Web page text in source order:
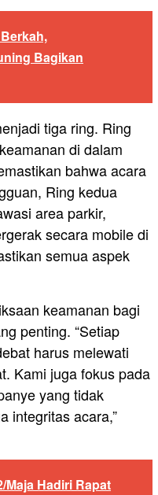
Bagikan
tiga ring. Ring
di dalam
bahwa acara
Ring kedua
area parkir,
secara mobile di
semua aspek
keamanan bagi
penting. “Setiap
harus melewati
Kami juga fokus pada
yang tidak
integritas acara,”
Maja Hadiri Rapat